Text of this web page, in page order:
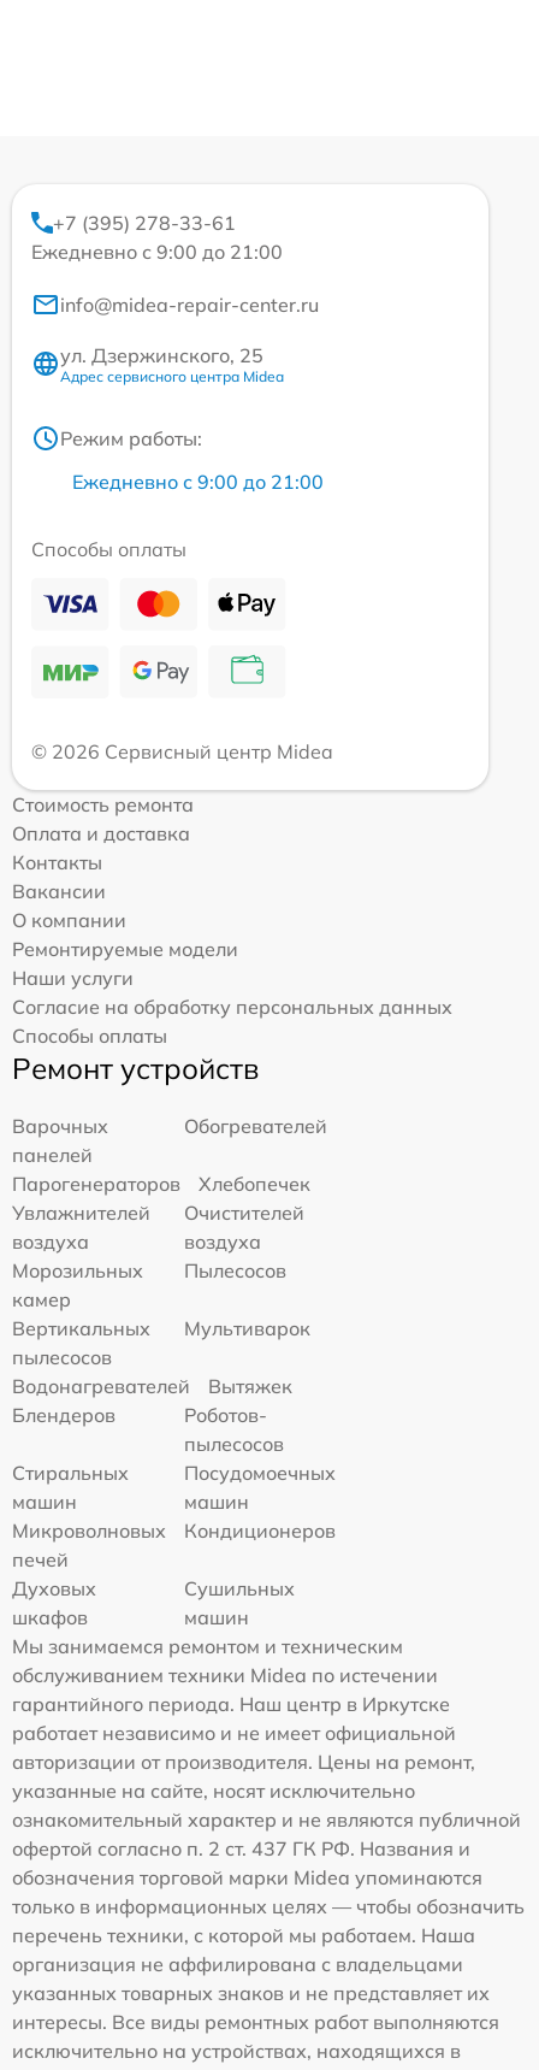
+7 (395) 278-33-61
Ежедневно с 9:00 до 21:00
info@midea-repair-center.ru
ул. Дзержинского, 25
Адрес сервисного центра Midea
Режим работы:
Ежедневно с 9:00 до 21:00
Способы оплаты
© 2026 Сервисный центр Midea
Стоимость ремонта
Оплата и доставка
Контакты
Вакансии
О компании
Ремонтируемые модели
Наши услуги
Согласие на обработку персональных данных
Способы оплаты
Ремонт устройств
Варочных
панелей
Обогревателей
Парогенераторов
Хлебопечек
Увлажнителей
воздуха
Очистителей
воздуха
Морозильных
камер
Пылесосов
Вертикальных
пылесосов
Мультиварок
Водонагревателей
Вытяжек
Блендеров
Роботов-
пылесосов
Стиральных
машин
Посудомоечных
машин
Микроволновых
печей
Кондиционеров
Духовых
шкафов
Сушильных
машин
Мы занимаемся ремонтом и техническим
обслуживанием техники Midea по истечении
гарантийного периода. Наш центр в Иркутске
работает независимо и не имеет официальной
авторизации от производителя. Цены на ремонт,
указанные на сайте, носят исключительно
ознакомительный характер и не являются публичной
офертой согласно п. 2 ст. 437 ГК РФ. Названия и
обозначения торговой марки Midea упоминаются
только в информационных целях — чтобы обозначить
перечень техники, с которой мы работаем. Наша
организация не аффилирована с владельцами
указанных товарных знаков и не представляет их
интересы. Все виды ремонтных работ выполняются
исключительно на устройствах, находящихся в